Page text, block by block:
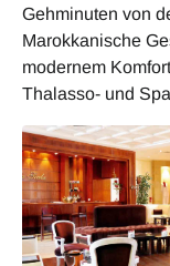
Gehminuten von
Marokkanische
modernem
Thalasso- und